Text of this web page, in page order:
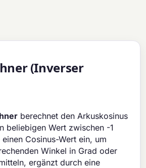
(Inverser
berechnet den Arkuskosinus
beliebigen Wert zwischen -1
einen Cosinus-Wert ein, um
Winkel in Grad oder
ergänzt durch eine